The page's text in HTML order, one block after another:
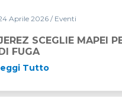
PER COLORARE
Aprile 2026/ Eventi
SCEGLIE MAPEI
FUGA
Tutto